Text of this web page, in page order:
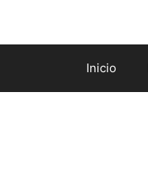
Inicio